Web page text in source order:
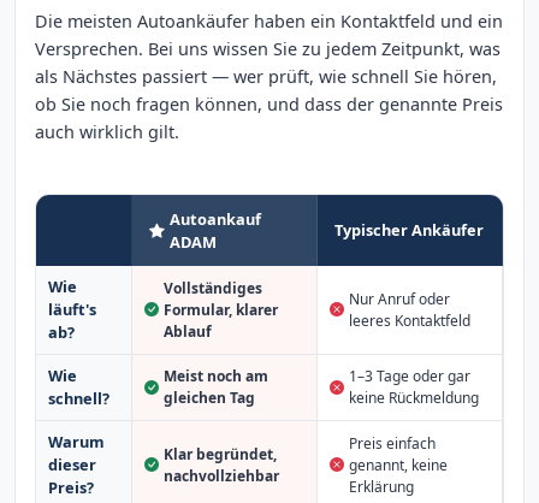
Die meisten Autoankäufer haben ein Kontaktfeld und ein
Versprechen. Bei uns wissen Sie zu jedem Zeitpunkt, was
als Nächstes passiert — wer prüft, wie schnell Sie hören,
ob Sie noch fragen können, und dass der genannte Preis
auch wirklich gilt.
Autoankauf
ADAM
Typischer Ankäufer
Wie
läuft's
ab?
Vollständiges
Formular, klarer
Ablauf
Nur Anruf oder
leeres Kontaktfeld
Wie
schnell?
Meist noch am
gleichen Tag
1–3 Tage oder gar
keine Rückmeldung
Warum
dieser
Preis?
Klar begründet,
nachvollziehbar
Preis einfach
genannt, keine
Erklärung